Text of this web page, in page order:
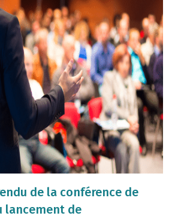
de la conférence de
lancement de